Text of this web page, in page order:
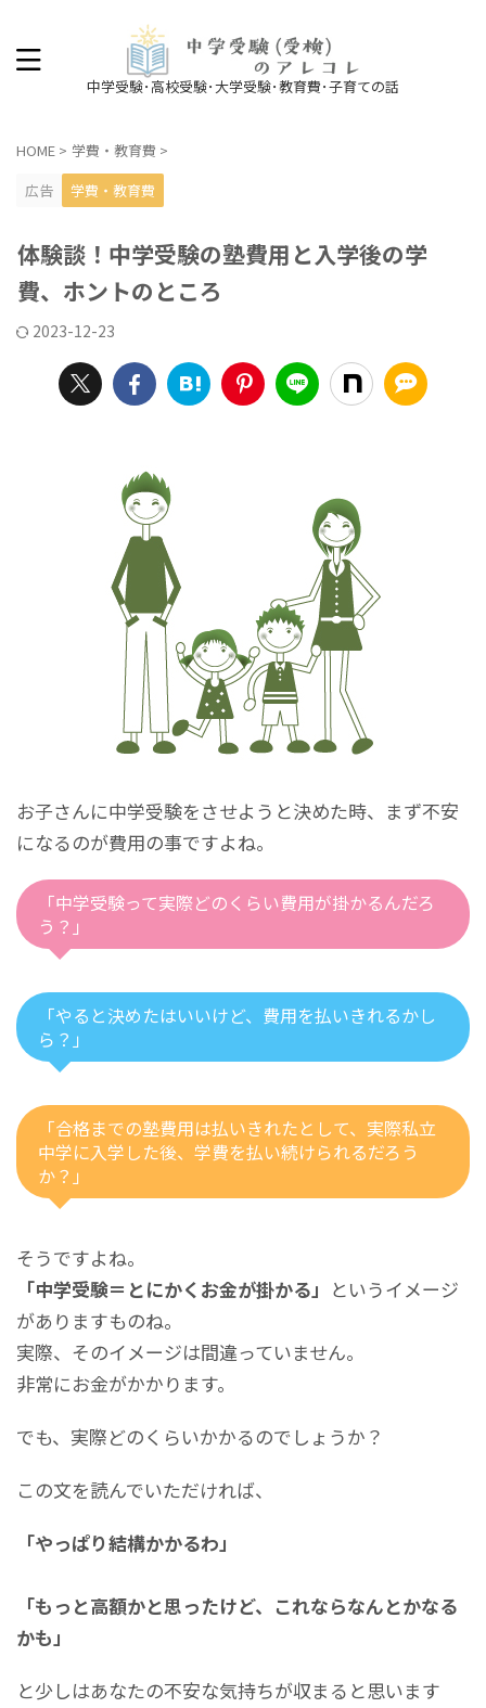
中学受験･高校受験･大学受験･教育費･子育ての話
HOME > 学費・教育費 >
広告
学費・教育費
体験談！中学受験の塾費用と入学後の学
費、ホントのところ
2023-12-23
お子さんに中学受験をさせようと決めた時、まず不安
になるのが費用の事ですよね。
「中学受験って実際どのくらい費用が掛かるんだろ
う？」
「やると決めたはいいけど、費用を払いきれるかし
ら？」
「合格までの塾費用は払いきれたとして、実際私立
中学に入学した後、学費を払い続けられるだろう
か？」
そうですよね。
「中学受験＝とにかくお金が掛かる」 というイメージ
がありますものね。
実際、そのイメージは間違っていません。
非常にお金がかかります。
でも、実際どのくらいかかるのでしょうか？
この文を読んでいただければ、
「やっぱり結構かかるわ」
「もっと高額かと思ったけど、これならなんとかなる
かも」
と少しはあなたの不安な気持ちが収まると思います